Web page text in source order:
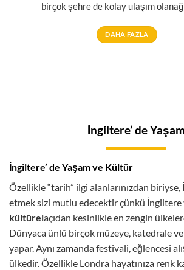
birçok şehre de kolay ulaşım
DAHA FAZLA
İngiltere’ de Yaşam
İngiltere’ de Yaşam ve Kültür
Özellikle “tarih” ilgi alanlarınızdan
etmek sizi mutlu edecektir çünkü İngiltere
kültürelaçıdan kesinlikle en zengin
Dünyaca ünlü birçok müzeye, katedrale
yapar. Aynı zamanda festivali, eğlencesi
ülkedir. Özellikle Londra hayatınıza renk